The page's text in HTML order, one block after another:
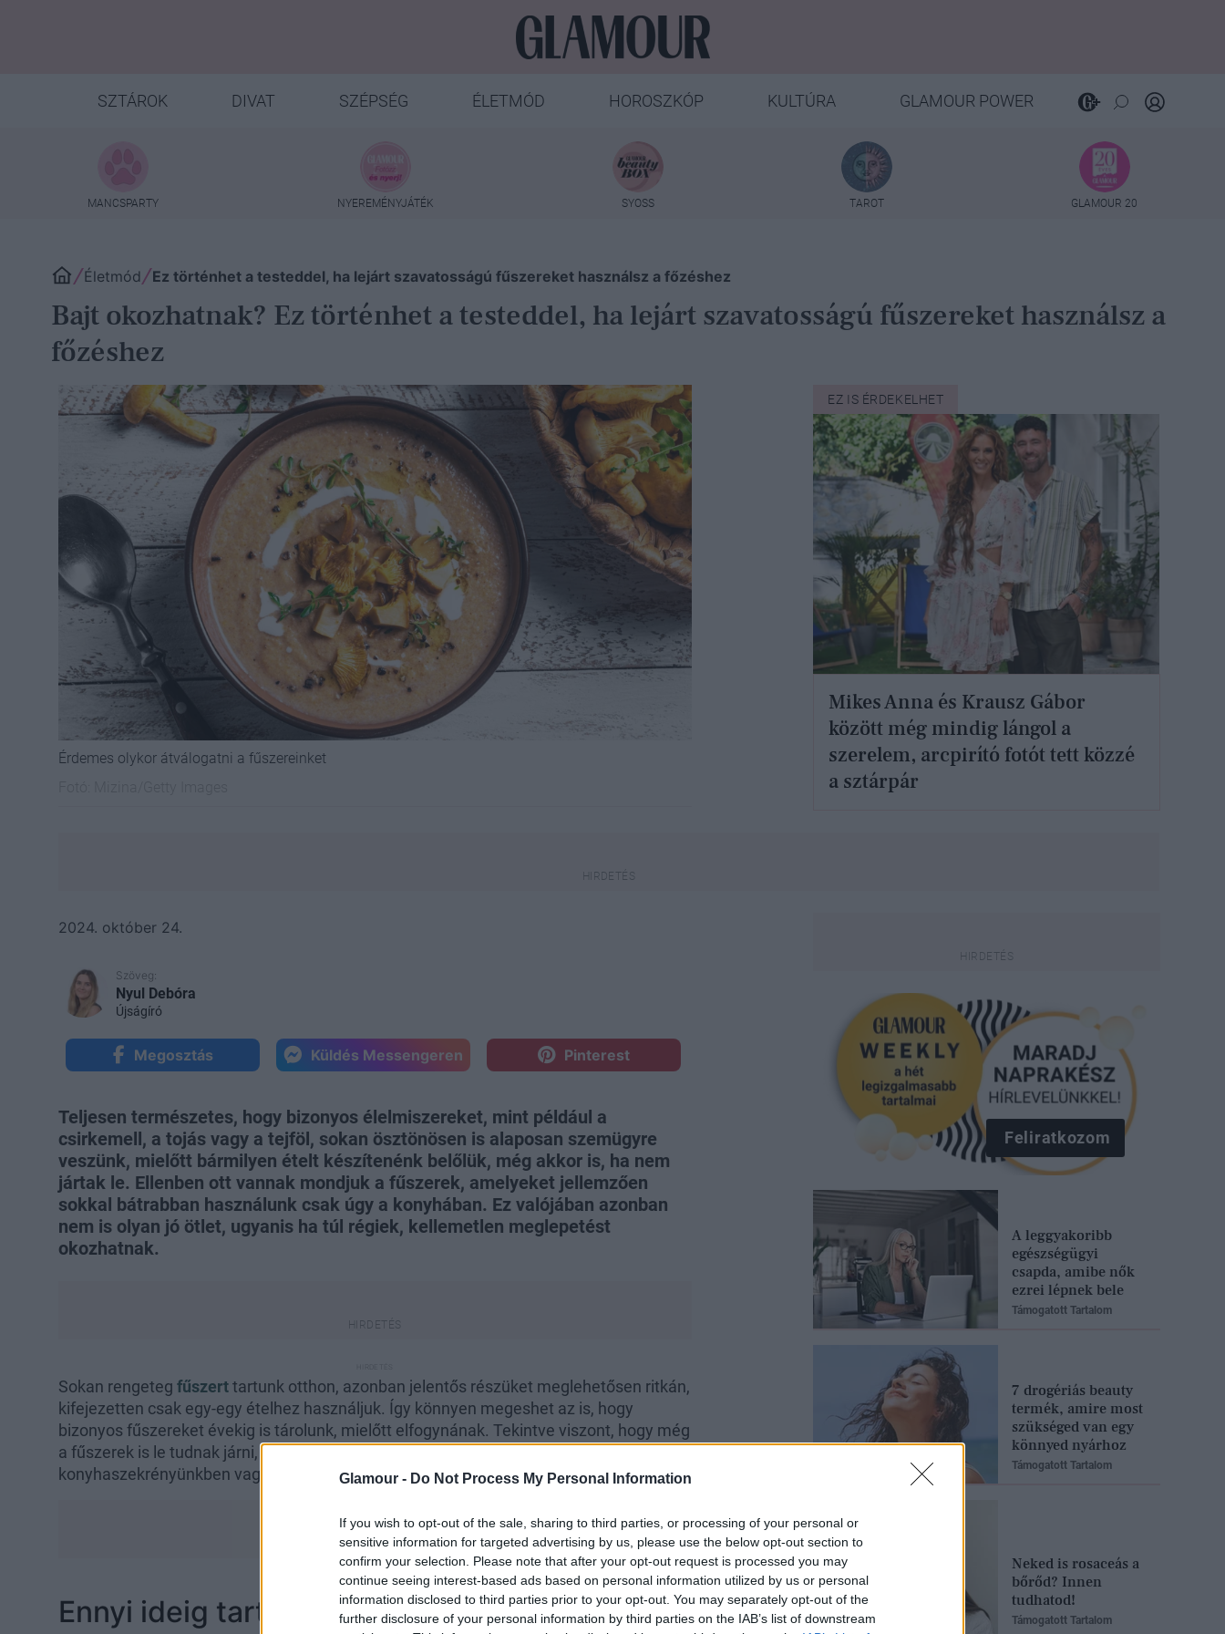
Glamour - Do Not Process My Personal Information
If you wish to opt-out of the sale, sharing to third parties, or processing of your personal or
sensitive information for targeted advertising by us, please use the below opt-out section to
confirm your selection. Please note that after your opt-out request is processed you may
continue seeing interest-based ads based on personal information utilized by us or personal
information disclosed to third parties prior to your opt-out. You may separately opt-out of the
further disclosure of your personal information by third parties on the IAB’s list of downstream
SZTÁROK DIVAT SZÉPSÉG ÉLETMÓD HOROSZKÓP KULTÚRA GLAMOUR POWER
MANCSPARTY NYEREMÉNYJÁTÉK SYOSS TAROT GLAMOUR 20
Életmód Ez történhet a testeddel, ha lejárt szavatosságú fűszereket használsz a főzéshez
Bajt okozhatnak? Ez történhet a testeddel, ha lejárt szavatosságú fűszereket használsz a
főzéshez
Érdemes olykor átválogatni a fűszereinket
EZ IS ÉRDEKELHET
Mikes Anna és Krausz Gábor
között még mindig lángol a
szerelem, arcpirító fotót tett közzé
a sztárpár
2024. október 24.
Szöveg:
Nyul Debóra
Újságíró
Megosztás Küldés Messengeren Pinterest
Teljesen természetes, hogy bizonyos élelmiszereket, mint például a
csirkemell, a tojás vagy a tejföl, sokan ösztönösen is alaposan szemügyre
veszünk, mielőtt bármilyen ételt készítenénk belőlük, még akkor is, ha nem
jártak le. Ellenben ott vannak mondjuk a fűszerek, amelyeket jellemzően
sokkal bátrabban használunk csak úgy a konyhában. Ez valójában azonban
nem is olyan jó ötlet, ugyanis ha túl régiek, kellemetlen meglepetést
okozhatnak.
Sokan rengeteg fűszerttartunk otthon, azonban jelentős részüket meglehetősen ritkán,
kifejezetten csak egy-egy ételhez használjuk. Így könnyen megeshet az is, hogy
bizonyos fűszereket évekig is tárolunk, mielőtt elfogynának. Tekintve viszont, hogy még
a fűszerek is le tudnak járni, jobb nem félvállról venni, mióta is lehetnek a
konyhaszekrényünkben vagy a kamránkban.
Ennyi ideig tartanak el az egyes fűszerek
Feliratkozom
A leggyakoribb
egészségügyi
csapda, amibe nők
ezrei lépnek bele
Támogatott Tartalom
7 drogériás beauty
termék, amire most
szükséged van egy
könnyed nyárhoz
Támogatott Tartalom
Neked is rosaceás a
bőrőd? Innen
tudhatod!
Támogatott Tartalom